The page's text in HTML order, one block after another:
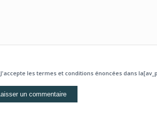
J'accepte les termes et conditions énoncées dans